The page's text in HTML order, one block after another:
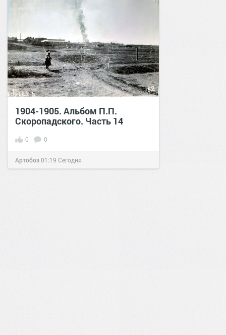
1904-1905. Альбом П.П.
Скоропадского. Часть 14
0 0
Артобоз01:19 Сегодня